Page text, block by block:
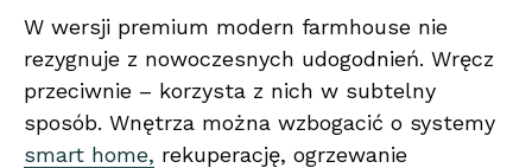
W wersji premium modern farmhouse nie
rezygnuje z nowoczesnych udogodnień. Wręcz
przeciwnie – korzysta z nich w subtelny
sposób. Wnętrza można wzbogacić o systemy
smart home, rekuperację, ogrzewanie